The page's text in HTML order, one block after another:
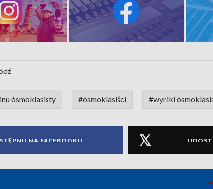
ósmoklasisty #ósmoklasiści #wyniki
NA FACEBOOKU